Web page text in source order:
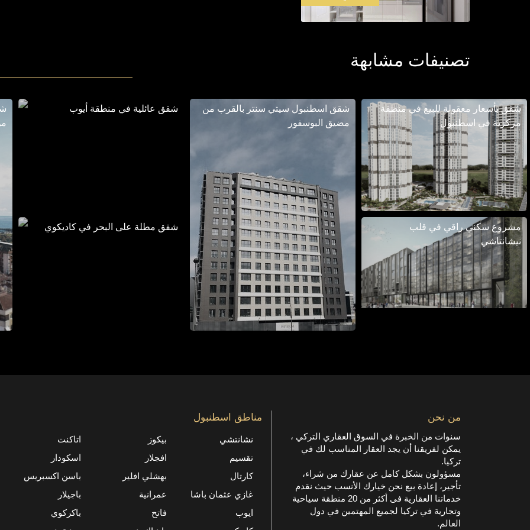
تصنيفات مشابهة
شقق بأسعار معقولة للبيع في منطقة
مركزية في اسطنبول
مشروع سكني راقي في قلب
نيشانتاشي
شقق اسطنبول سيتي سنتر بالقرب من
مضيق البوسفور
شقق عائلية في منطقة أيوب
شقق مطلة على البحر في كاديكوي
من نحن
سنوات من الخبرة في السوق العقاري التركي ،
يمكن لفريقنا أن يجد العقار المناسب لك في
تركيا.
مسؤولون بشكل كامل عن عقارك من شراء،
تأجير، إعادة بيع نحن خيارك الأنسب حيث نقدم
خدماتنا العقارية فى أكثر من 20 منطقة سياحية
وتجارية في تركيا لجميع المهتمين في دول
العالم.
مناطق اسطنبول
نشانتشي بيكوز
اتاكنت
تقسيم
افجلار
اسكودار
كارتال
بهشلي افلير
باسن اكسبريس
غازي عثمان باشا
عمرانية
باجیلار
ايوب
فاتح
باكركوي